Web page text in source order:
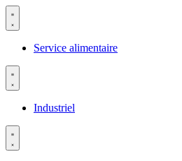
Aller
au
Service alimentaire
Industriel